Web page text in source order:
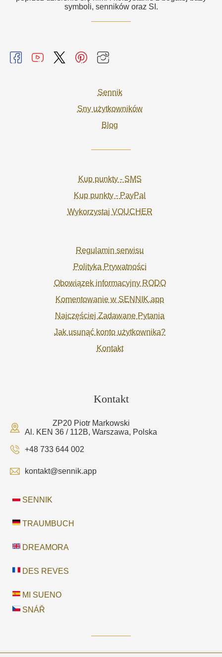
symboli, senników oraz SI.
Sennik
Sny użytkowników
Blog
Kup punkty - SMS
Kup punkty - PayPal
Wykorzystaj VOUCHER
Regulamin serwisu
Polityka Prywatności
Obowiązek informacyjny RODO
Komentowanie w SENNIK.app
Najczęściej Zadawane Pytania
Jak usunąć konto użytkownika?
Kontakt
Kontakt
ZP20 Piotr Markowski
Al. KEN 36 / 112B, Warszawa, Polska
+48 733 644 002
kontakt@sennik.app
SENNIK
TRAUMBUCH
DREAMORA
DES REVES
MI SUENO
SNÁŘ